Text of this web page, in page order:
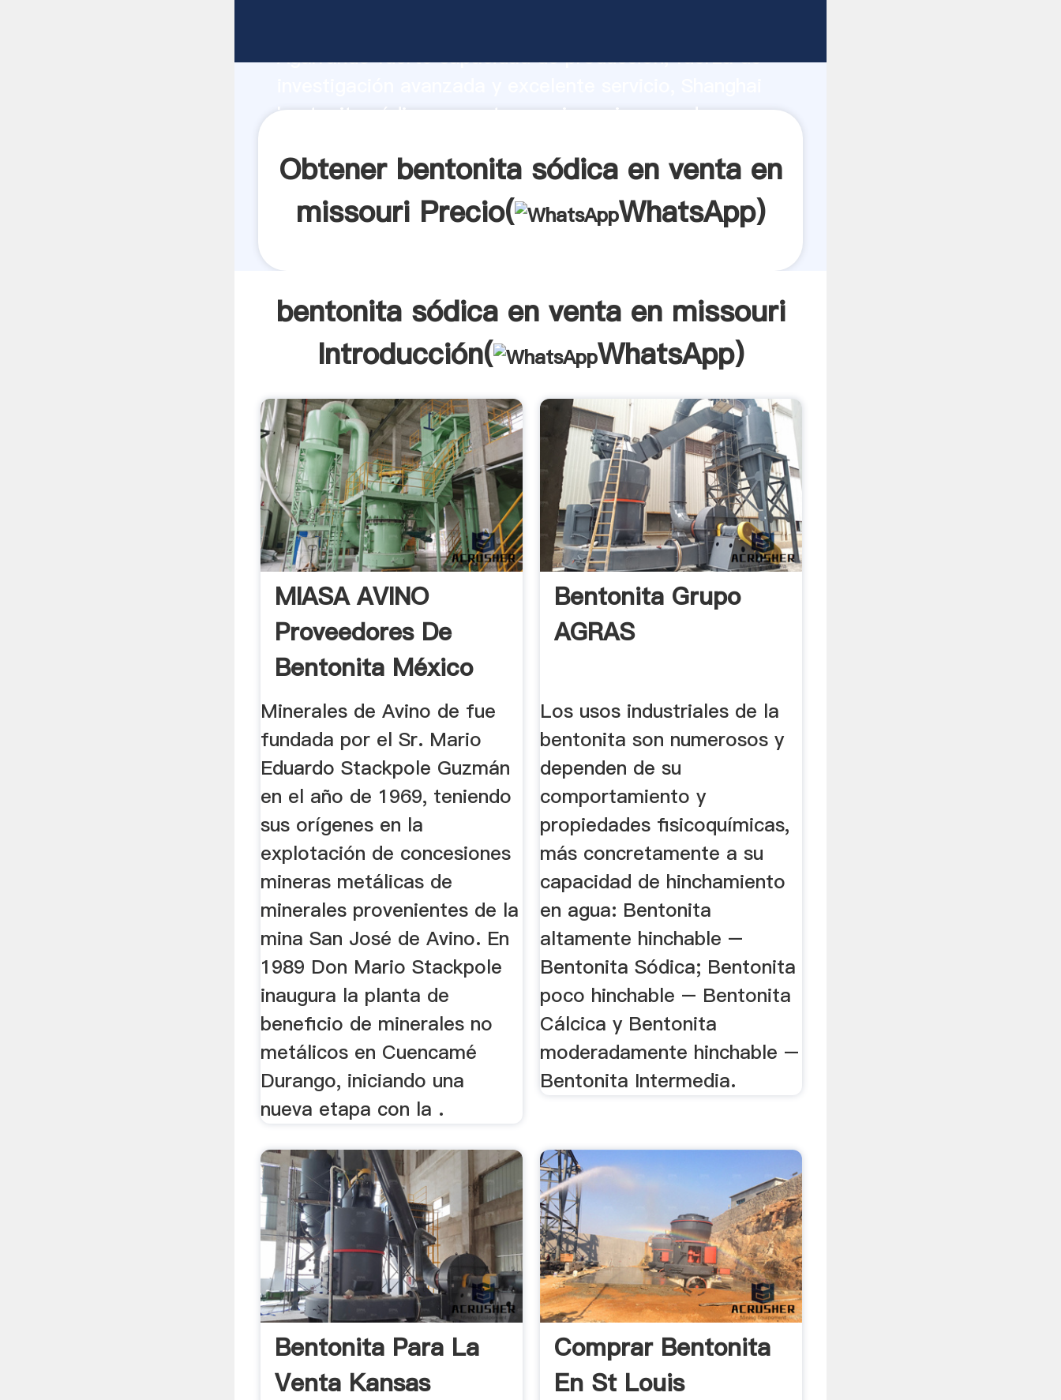
Agarrando fuerte capacidad de producción, fuerza de
bentonita sódica en venta en missouri proveedor crea
Obtener bentonita sódica en venta en
missouri Precio(
WhatsApp)
bentonita sódica en venta en missouri
Introducción(
WhatsApp)
MIASA AVINO
Proveedores De
Bentonita México
Minerales de Avino de fue
fundada por el Sr. Mario
Eduardo Stackpole Guzmán
en el año de 1969, teniendo
sus orígenes en la
explotación de concesiones
mineras metálicas de
minerales provenientes de la
mina San José de Avino. En
1989 Don Mario Stackpole
inaugura la planta de
beneficio de minerales no
metálicos en Cuencamé
Durango, iniciando una
nueva etapa con la .
Bentonita Grupo
AGRAS
Los usos industriales de la
bentonita son numerosos y
dependen de su
comportamiento y
propiedades fisicoquímicas,
más concretamente a su
capacidad de hinchamiento
en agua: Bentonita
altamente hinchable –
Bentonita Sódica; Bentonita
poco hinchable – Bentonita
Cálcica y Bentonita
moderadamente hinchable –
Bentonita Intermedia.
Bentonita Para La
Venta Kansas
Comprar Bentonita
En St Louis